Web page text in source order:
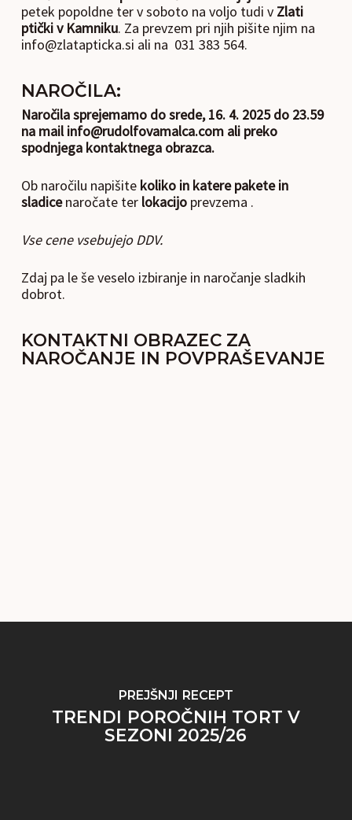
petek popoldne ter v soboto na voljo tudi v Zlati
ptički v Kamniku. Za prevzem pri njih pišite njim na
info@zlatapticka.si ali na 031 383 564.
NAROČILA:
Naročila sprejemamo do srede, 16. 4. 2025 do 23.59
na mail info@rudolfovamalca.com ali preko
spodnjega kontaktnega obrazca.
Ob naročilu napišite koliko in katere pakete in
sladicenaročate ter lokacijoprevzema .
Vse cene vsebujejo DDV.
Zdaj pa le še veselo izbiranje in naročanje sladkih
dobrot.
KONTAKTNI OBRAZEC ZA
NAROČANJE IN POVPRAŠEVANJE
PREJŠNJI RECEPT
TRENDI POROČNIH TORT V
SEZONI 2025/26